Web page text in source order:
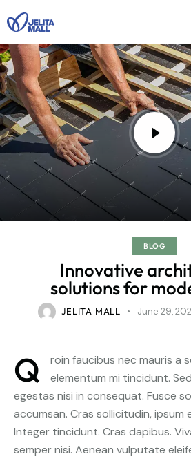
BLOG
Innovative
solutions for
JELITA MALL June 29,
Q
roin faucibus nec mauris a
elementum mi tincidunt.
egestas nisi in consequat. Fusce
accumsan. Cras sollicitudin, ipsum
Integer tincidunt. Cras dapibus.
semper nisi. Aenean vulputate